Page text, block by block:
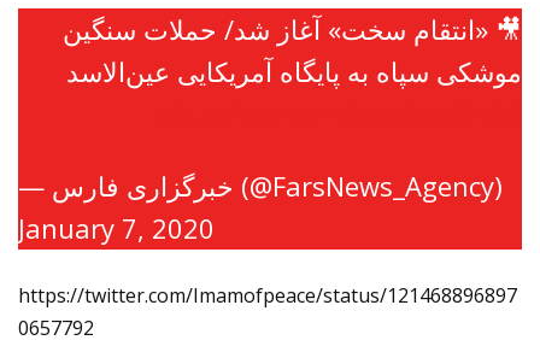
🎥 «انتقام سخت» آغاز شد/ حملات سنگین
موشکی سپاه به پایگاه آمریکایی عین‌الاسد
— خبرگزاری فارس (@FarsNews_Agency)
January 7, 2020
https://twitter.com/Imamofpeace/status/121468896897
0657792